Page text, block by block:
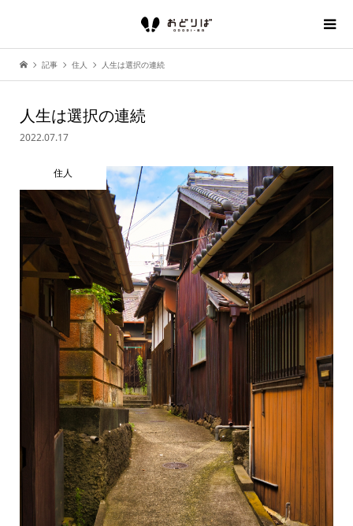
記事 住人 人生は選択の連続
人生は選択の連続
2022.07.17
住人